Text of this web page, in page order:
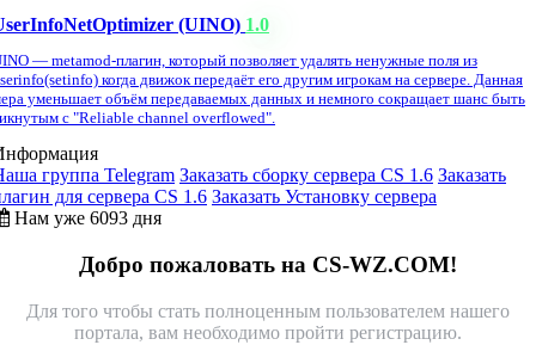
(UINO) 1.0
— metamod-плагин, который позволяет удалять ненужные поля из
когда движок передаёт его другим игрокам на сервере. Данная
уменьшает объём передаваемых данных и немного сокращает шанс быть
с "Reliable channel overflowed".
группа Telegram Заказать сборку сервера CS 1.6 Заказать
для сервера CS 1.6 Заказать Установку сервера
Нам уже 6093 дня
Добро пожаловать на CS-WZ.COM!
Для того чтобы стать полноценным пользователем нашего
портала, вам необходимо пройти регистрацию.